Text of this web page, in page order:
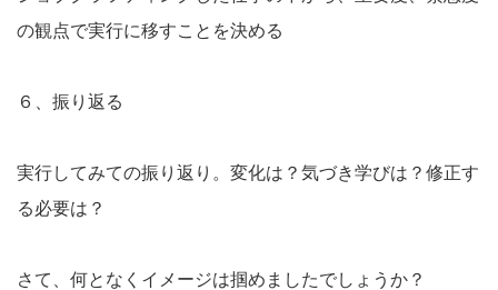
の観点で実行に移すことを決める
６、振り返る
実行してみての振り返り。変化は？気づき学びは？修正す
る必要は？
さて、何となくイメージは掴めましたでしょうか？